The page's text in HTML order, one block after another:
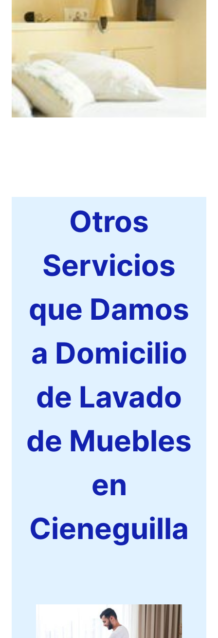
Otros
Servicios
que Damos
a Domicilio
de Lavado
de Muebles
en
Cieneguilla